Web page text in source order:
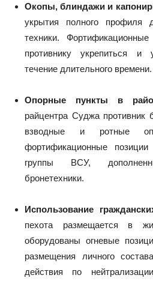
Окопы, блиндажи и
укрытия полного профиля
техники.
противнику укрепиться и
течение длительного времени.
Опорные пункты в
райцентра Суджа противник
взводные и ротные
фортификационные
группы ВСУ,
бронетехники.
Использование
пехота размещается в
оборудованы огневые
размещения личного
действия по